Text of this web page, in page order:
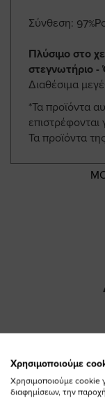
Σύνθεση:
Πλύσιμο στο
στεγνωτήριο -
Διαθέσιμα
*Τα προϊόντα
επιστρέφονται
Τα προϊόντα
Χρησιμοποιούμε
Χρησιμοποιούμε cookie
διαφημίσεων, την